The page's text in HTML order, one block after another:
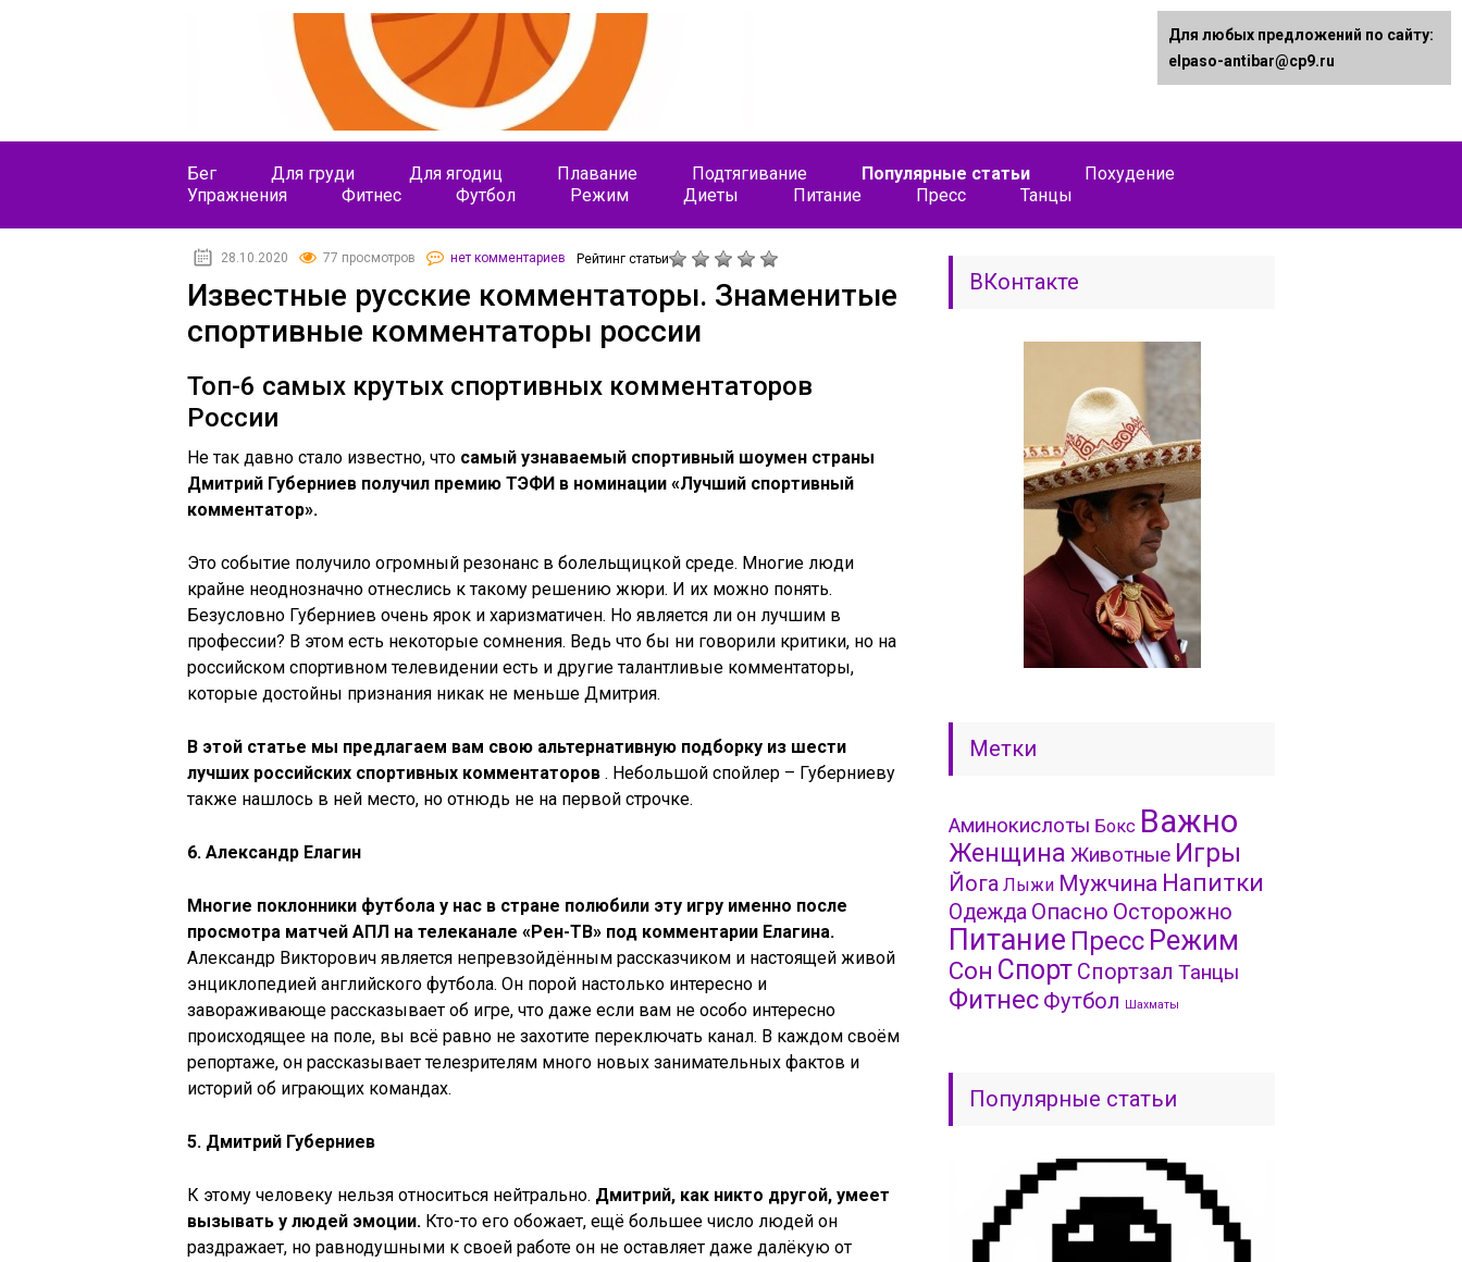
Бег Для груди Для ягодиц Плавание Подтягивание Популярные статьи
Похудение
Упражнения
Фитнес Футбол Режим Диеты Питание Пресс Танцы
28.10.2020 77 просмотров нет комментариев Рейтинг статьи
Известные русские комментаторы. Знаменитые
спортивные комментаторы россии
Топ-6 самых крутых спортивных комментаторов
России
Не так давно стало известно, что самый узнаваемый спортивный шоумен страны
Дмитрий Губерниев получил премию ТЭФИ в номинации «Лучший спортивный
комментатор».
Это событие получило огромный резонанс в болельщицкой среде. Многие люди
крайне неоднозначно отнеслись к такому решению жюри. И их можно понять.
Безусловно Губерниев очень ярок и харизматичен. Но является ли он лучшим в
профессии? В этом есть некоторые сомнения. Ведь что бы ни говорили критики, но на
российском спортивном телевидении есть и другие талантливые комментаторы,
которые достойны признания никак не меньше Дмитрия.
В этой статье мы предлагаем вам свою альтернативную подборку из шести
лучших российских спортивных комментаторов . Небольшой спойлер – Губерниеву
также нашлось в ней место, но отнюдь не на первой строчке.
6. Александр Елагин
Многие поклонники футбола у нас в стране полюбили эту игру именно после
просмотра матчей АПЛ на телеканале «Рен-ТВ» под комментарии Елагина.
Александр Викторович является непревзойдённым рассказчиком и настоящей живой
энциклопедией английского футбола. Он порой настолько интересно и
завораживающе рассказывает об игре, что даже если вам не особо интересно
происходящее на поле, вы всё равно не захотите переключать канал. В каждом своём
репортаже, он рассказывает телезрителям много новых занимательных фактов и
историй об играющих командах.
5. Дмитрий Губерниев
К этому человеку нельзя относиться нейтрально. Дмитрий, как никто другой, умеет
вызывать у людей эмоции. Кто-то его обожает, ещё большее число людей он
раздражает, но равнодушными к своей работе он не оставляет даже далёкую от
ВКонтакте
Метки
Аминокислоты Бокс Важно
Женщина Животные Игры
Йога Лыжи Мужчина Напитки
Одежда Опасно Осторожно
Питание Пресс Режим
Сон Спорт Спортзал Танцы
Фитнес Футбол Шахматы
Популярные статьи
Для любых предложений по сайту:
elpaso-antibar@cp9.ru